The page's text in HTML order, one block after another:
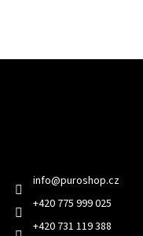
info@puroshop.cz
+420 775 999 025
+420 731 119 388